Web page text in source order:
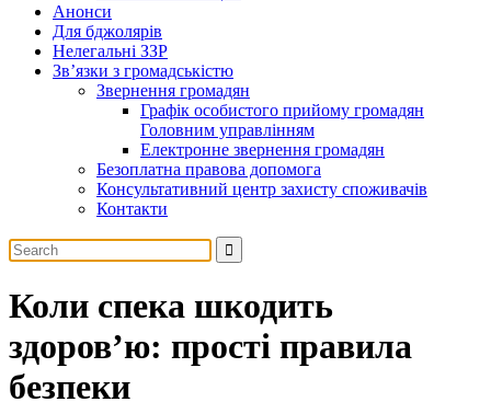
Анонси
Для бджолярів
Нелегальні ЗЗР
Зв’язки з громадськістю
Звернення громадян
Графік особистого прийому громадян
Головним управлінням
Електронне звернення громадян
Безоплатна правова допомога
Консультативний центр захисту споживачів
Контакти
Коли спека шкодить
здоров’ю: прості правила
безпеки